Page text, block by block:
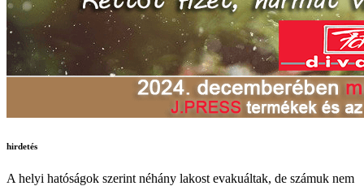
hirdetés
A helyi hatóságok szerint néhány lakost evakuáltak, de számuk nem